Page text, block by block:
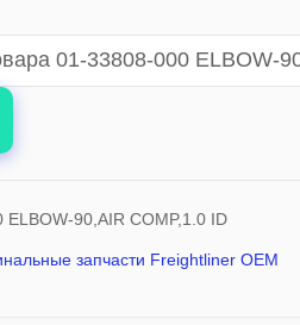
01-33808-000 ELBOW-
ELBOW-90,AIR COMP,1.0 ID
запчасти Freightliner OEM